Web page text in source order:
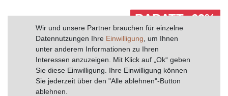
RABATT -63%
Sie sparen 20,00 €
Mehr als 10 Stück auf Lager.
Lagerware - Sofort lieferbar Lieferzeit 1-2
Werktage
Wir und unsere Partner brauchen für einzelne
Datennutzungen Ihre Einwilligung , um Ihnen
unter anderem Informationen zu Ihren
Interessen anzuzeigen. Mit Klick auf „Ok“ geben
Sie diese Einwilligung. Ihre Einwilligung können
Sie jederzeit über den "Alle ablehnen"-Button
ablehnen.